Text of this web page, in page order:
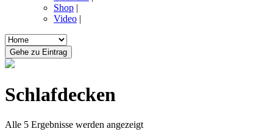
Shop |
Video |
Schlafdecken
Alle 5 Ergebnisse werden angezeigt